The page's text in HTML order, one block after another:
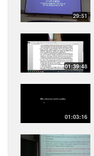
29:51
01:39:48
01:03:16